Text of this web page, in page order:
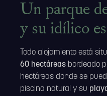
Un parque
y su idílico
Todo alojamiento está
60 hectáreas bordeado
hectáreas donde se
piscina natural y su